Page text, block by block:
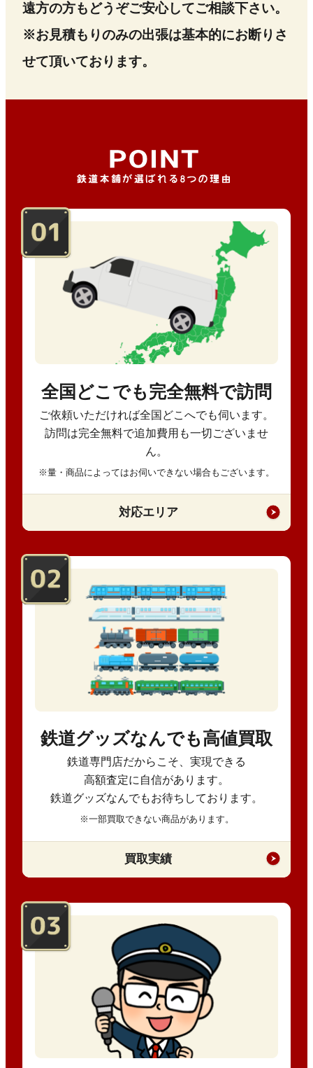
遠方の方もどうぞご安心してご相談下さい。
※お見積もりのみの出張は基本的にお断りさ
せて頂いております。
全国どこでも完全無料で訪問
ご依頼いただければ全国どこへでも伺います。
訪問は完全無料で追加費用も一切ございませ
ん。
※量・商品によってはお伺いできない場合もございます。
対応エリア
鉄道グッズなんでも高値買取
鉄道専門店だからこそ、実現できる
高額査定に自信があります。
鉄道グッズなんでもお待ちしております。
※一部買取できない商品があります。
買取実績